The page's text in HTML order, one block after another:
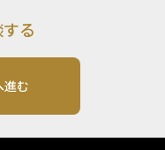
る
進む